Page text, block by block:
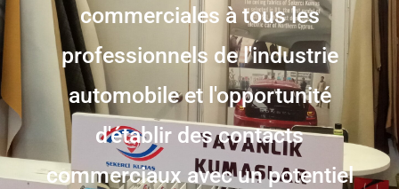
commerciales à tous les
professionnels de l'industrie
automobile et l'opportunité
d'établir des contacts
commerciaux avec un potentiel